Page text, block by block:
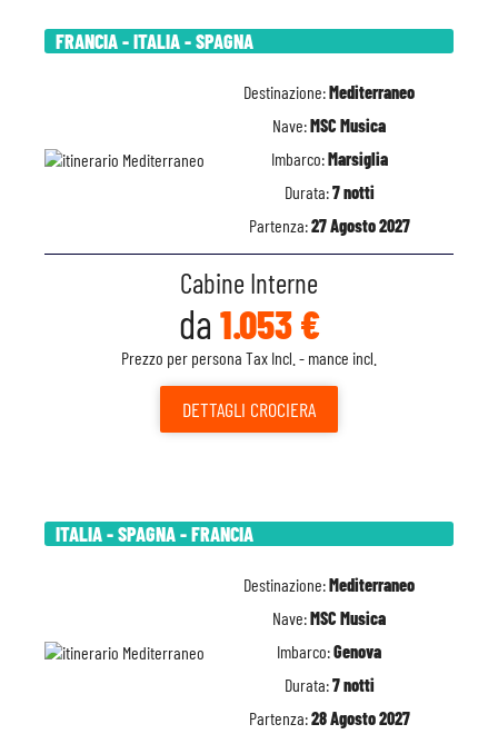
FRANCIA - ITALIA - SPAGNA
Destinazione:Mediterraneo
Nave:MSC Musica
Imbarco:Marsiglia
Durata:7 notti
Partenza:27 Agosto 2027
Cabine Interne
da 1.053 €
Prezzo per persona Tax Incl. - mance incl.
DETTAGLI CROCIERA
ITALIA - SPAGNA - FRANCIA
Destinazione:Mediterraneo
Nave:MSC Musica
Imbarco:Genova
Durata:7 notti
Partenza:28 Agosto 2027